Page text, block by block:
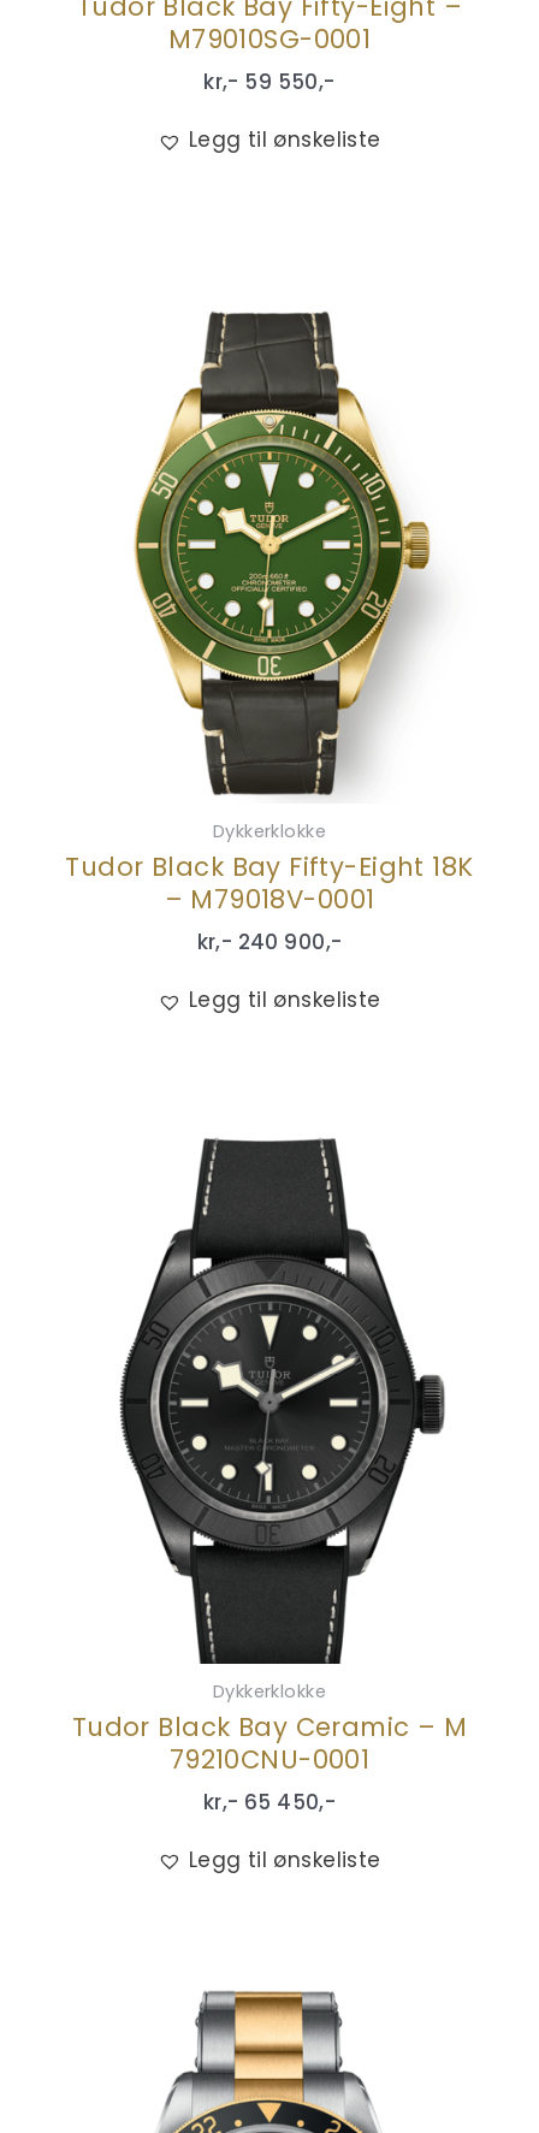
M79010SG-0001
kr,- 59 550,-
Legg til ønskeliste
Dykkerklokke
Tudor Black Bay Fifty-Eight 18K
– M79018V-0001
kr,- 240 900,-
Legg til ønskeliste
Dykkerklokke
Tudor Black Bay Ceramic – M
79210CNU-0001
kr,- 65 450,-
Legg til ønskeliste